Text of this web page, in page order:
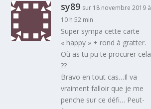
sy89 sur 18 novembre 2019 à
10 h 52 min
Super sympa cette carte
« happy » + rond à gratter.
Où as tu pu te procurer cela
??
Bravo en tout cas…Il va
vraiment falloir que je me
penche sur ce défi… Peut-